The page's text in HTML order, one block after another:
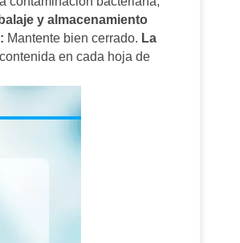
y almacenamiento
Mantente bien cerrado. La
en cada hoja de